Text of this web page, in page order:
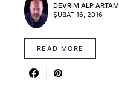
DEVRIM ALP ARTAM
ŞUBAT 16, 2016
READ MORE